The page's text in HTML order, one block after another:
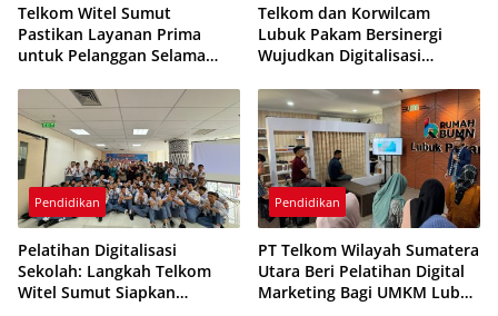
Telkom Witel Sumut
Pastikan Layanan Prima
untuk Pelanggan Selama
Telkom dan Korwilcam
Lubuk Pakam Bersinergi
Wujudkan Digitalisasi
Pendidikan
Pelatihan Digitalisasi
Sekolah: Langkah Telkom
Witel Sumut Siapkan
Pendidikan
PT Telkom Wilayah Sumatera
Utara Beri Pelatihan Digital
Marketing Bagi UMKM Lubuk